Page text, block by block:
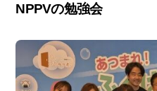
NPPVの勉強会